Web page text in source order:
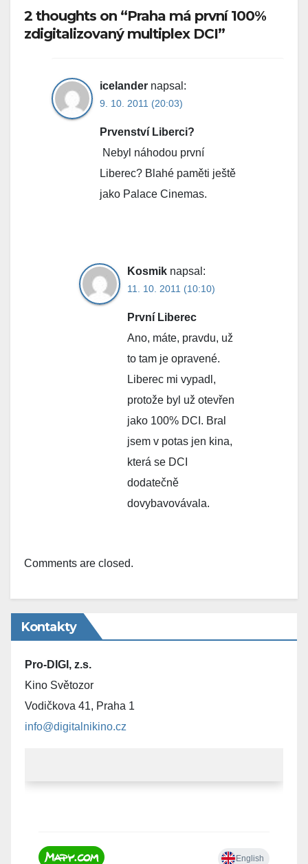
2 thoughts on “Praha má první 100%
zdigitalizovaný multiplex DCI”
icelander napsal:
9. 10. 2011 (20:03)
Prvenství Liberci?
Nebyl náhodou první
Liberec? Blahé paměti ještě
jako Palace Cinemas.
Kosmik napsal:
11. 10. 2011 (10:10)
První Liberec
Ano, máte, pravdu, už
to tam je opravené.
Liberec mi vypadl,
protože byl už otevřen
jako 100% DCI. Bral
jsem v potas jen kina,
která se DCI
dodatečně
dovybavovávala.
Comments are closed.
Kontakty
Pro-DIGI, z.s.
Kino Světozor
Vodičkova 41, Praha 1
info@digitalnikino.cz